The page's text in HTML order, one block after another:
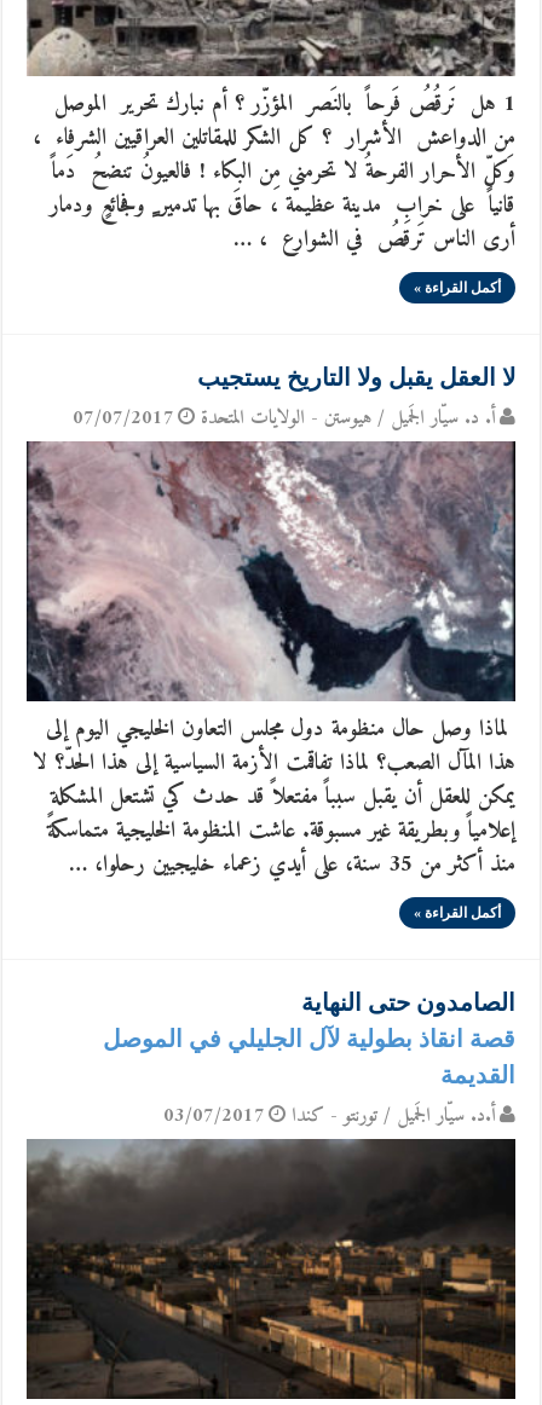
1 هل نَرقُصُ فَرحاً بالنَصر المؤزّر ؟ أم نبارك تحرير الموصل
من الدواعش الأشرار ؟ كل الشكر للمقاتلين العراقيين الشرفاء ،
وَكلّ الأحرار الفرحةُ لا تحرمني مِن البكاء ! فالعيونُ تنضحُ دَماً
قانياً على خرابِ مدينة عظيمة ، حاقَ بها تدمير ٍ وفجائعٍ ودمار
أرى الناس تَرقصُ في الشوارع ، …
أكمل القراءة »
لا العقل يقبل ولا التاريخ يستجيب
أ. د. سيّار الجَميل / هيوستن - الولايات المتحدة 07/07/2017
لماذا وصل حال منظومة دول مجلس التعاون الخليجي اليوم إلى
هذا المآل الصعب؟ لماذا تفاقمت الأزمة السياسية إلى هذا الحدّ؟ لا
يمكن للعقل أن يقبل سبباً مفتعلاً قد حدث كي تشتعل المشكلة
إعلامياً وبطريقة غير مسبوقة. عاشت المنظومة الخليجية متماسكةً
منذ أكثر من 35 سنة، على أيدي زعماء خليجيين رحلوا، …
أكمل القراءة »
الصامدون حتى النهاية
قصة انقاذ بطولية لآل الجليلي في الموصل
القديمة
أ.د. سيّار الجَميل / تورنتو - كندا 03/07/2017